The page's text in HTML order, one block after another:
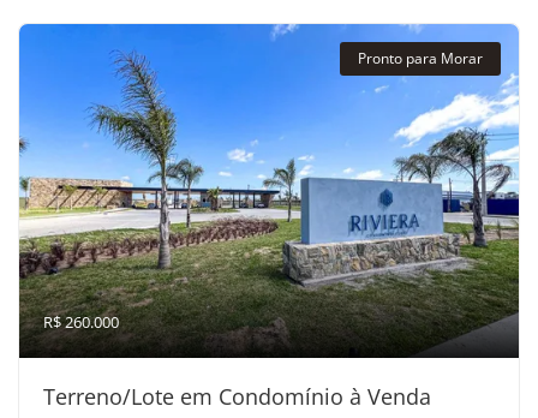
Pronto para Morar
R$ 260.000
Terreno/Lote em Condomínio à Venda